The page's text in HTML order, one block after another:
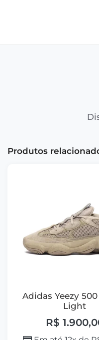
Produtos
Adidas Yeezy
Light
R$